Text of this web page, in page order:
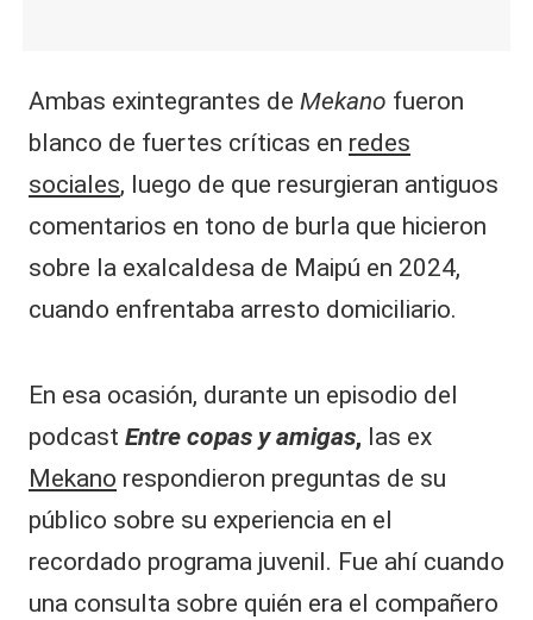
Ambas exintegrantes de Mekano fueron
blanco de fuertes críticas en redes
sociales, luego de que resurgieran antiguos
comentarios en tono de burla que hicieron
sobre la exalcaldesa de Maipú en 2024,
cuando enfrentaba arresto domiciliario.
En esa ocasión, durante un episodio del
podcast Entre copas y amigas, las ex
Mekano respondieron preguntas de su
público sobre su experiencia en el
recordado programa juvenil. Fue ahí cuando
una consulta sobre quién era el compañero